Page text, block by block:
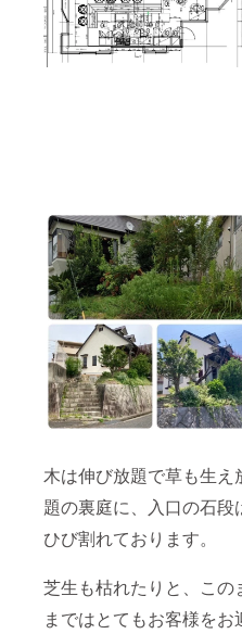
木は伸び放題で草も生え
題の裏庭に、入口の石段
ひび割れております。
芝生も枯れたりと、この
まではとてもお客様をお